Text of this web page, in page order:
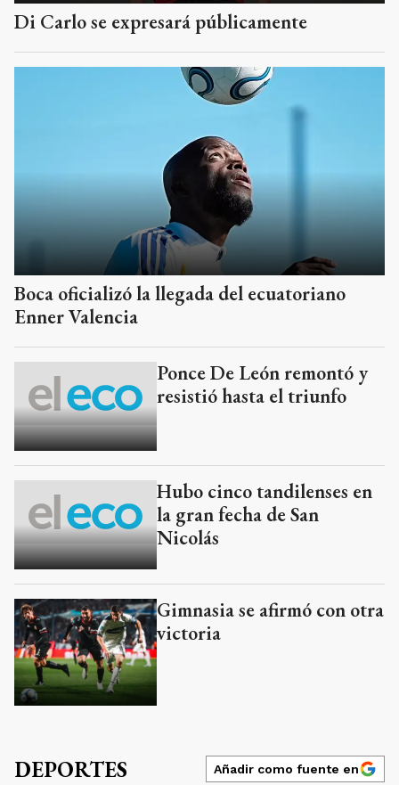
Di Carlo se expresará públicamente
Boca oficializó la llegada del ecuatoriano
Enner Valencia
Ponce De León remontó y
resistió hasta el triunfo
Hubo cinco tandilenses en
la gran fecha de San
Nicolás
Gimnasia se afirmó con otra
victoria
DEPORTES Añadir como fuente en